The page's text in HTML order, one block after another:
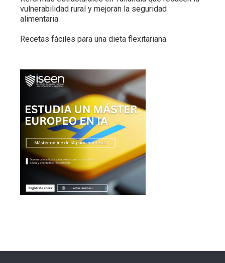
vulnerabilidad rural y mejoran la seguridad
alimentaria
Recetas fáciles para una dieta flexitariana